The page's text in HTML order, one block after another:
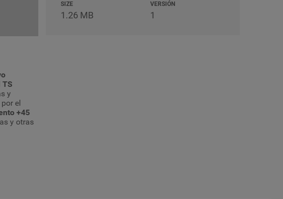
TS
y
el
+45
y otras
SIZE
1.26 MB
VERSIÓN
1